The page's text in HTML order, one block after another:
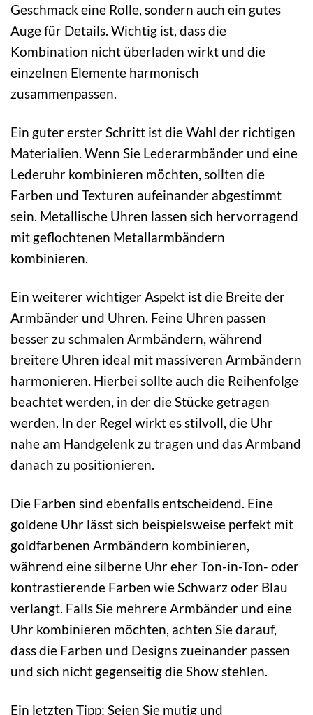
Geschmack eine Rolle, sondern auch ein gutes
Auge für Details. Wichtig ist, dass die
Kombination nicht überladen wirkt und die
einzelnen Elemente harmonisch
zusammenpassen.
Ein guter erster Schritt ist die Wahl der richtigen
Materialien. Wenn Sie Lederarmbänder und eine
Lederuhr kombinieren möchten, sollten die
Farben und Texturen aufeinander abgestimmt
sein. Metallische Uhren lassen sich hervorragend
mit geflochtenen Metallarmbändern
kombinieren.
Ein weiterer wichtiger Aspekt ist die Breite der
Armbänder und Uhren. Feine Uhren passen
besser zu schmalen Armbändern, während
breitere Uhren ideal mit massiveren Armbändern
harmonieren. Hierbei sollte auch die Reihenfolge
beachtet werden, in der die Stücke getragen
werden. In der Regel wirkt es stilvoll, die Uhr
nahe am Handgelenk zu tragen und das Armband
danach zu positionieren.
Die Farben sind ebenfalls entscheidend. Eine
goldene Uhr lässt sich beispielsweise perfekt mit
goldfarbenen Armbändern kombinieren,
während eine silberne Uhr eher Ton-in-Ton- oder
kontrastierende Farben wie Schwarz oder Blau
verlangt. Falls Sie mehrere Armbänder und eine
Uhr kombinieren möchten, achten Sie darauf,
dass die Farben und Designs zueinander passen
und sich nicht gegenseitig die Show stehlen.
Ein letzten Tipp: Seien Sie mutig und